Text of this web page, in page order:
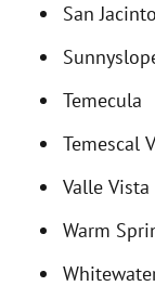
San Jacinto
Temecula
Temescal
Valle Vista
Warm